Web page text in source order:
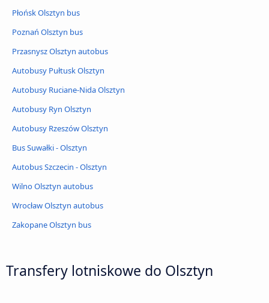
Płońsk Olsztyn bus
Poznań Olsztyn bus
Przasnysz Olsztyn autobus
Autobusy Pułtusk Olsztyn
Autobusy Ruciane-Nida Olsztyn
Autobusy Ryn Olsztyn
Autobusy Rzeszów Olsztyn
Bus Suwałki - Olsztyn
Autobus Szczecin - Olsztyn
Wilno Olsztyn autobus
Wrocław Olsztyn autobus
Zakopane Olsztyn bus
Transfery lotniskowe do Olsztyn